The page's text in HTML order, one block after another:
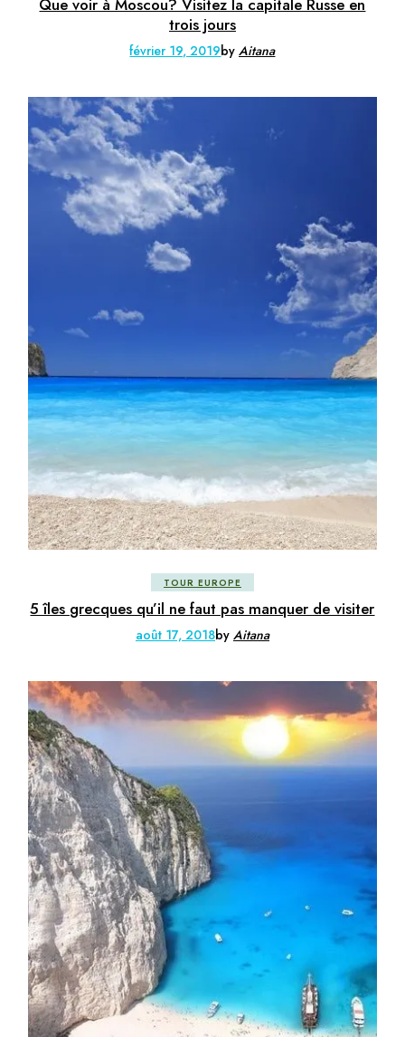
Que voir à Moscou? Visitez la capitale Russe en
trois jours
février 19, 2019byAitana
TOUR EUROPE
5 îles grecques qu’il ne faut pas manquer de visiter
août 17, 2018by Aitana